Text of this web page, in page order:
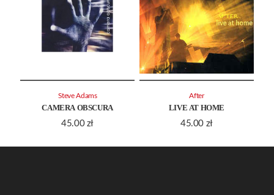
CAMERA OBSCURA
45.00 zł
Steve Adams
LIVE AT HOME
45.00 zł
After